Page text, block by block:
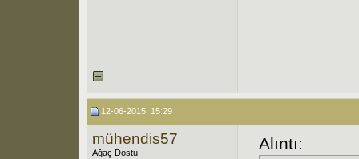
12-06-2015, 15:29
mühendis57
Ağaç Dostu Alıntı: